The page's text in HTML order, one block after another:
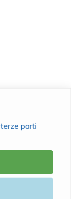
parti